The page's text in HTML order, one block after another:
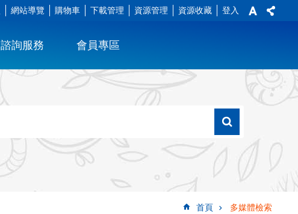
網站導覽 購物車 下載管理 資源管理 資源收藏 登入
諮詢服務 會員專區
首頁 多媒體檢索